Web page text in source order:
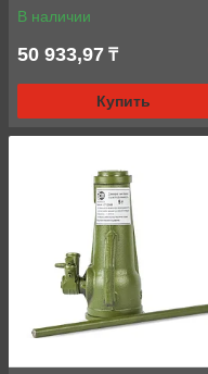
В наличии
50 933,97 ₸
Купить